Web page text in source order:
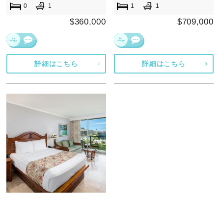
0 1
$360,000
詳細はこちら
1 1
$709,000
詳細はこちら